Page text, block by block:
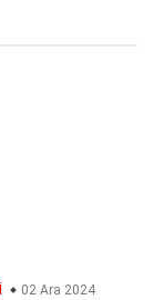
02 Ara 2024